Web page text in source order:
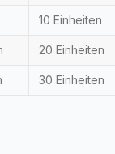
10 Einheiten
20 Einheiten
30 Einheiten